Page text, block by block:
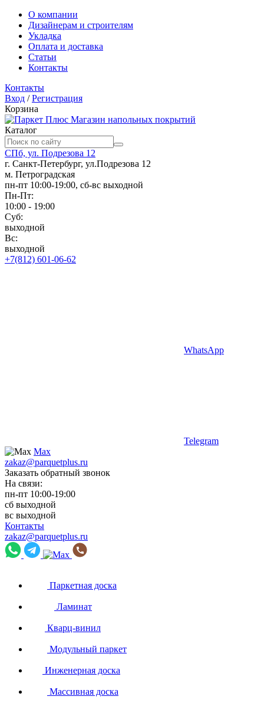
О компании
Дизайнерам и строителям
Укладка
Оплата и доставка
Статьи
Контакты
Контакты
Вход /Регистрация
Корзина
Магазин напольных покрытий
Каталог
СПб, ул. Подрезова 12
г. Санкт-Петербург, ул.Подрезова 12
м. Петроградская
пн-пт 10:00-19:00, сб-вс выходной
Пн-Пт:
10:00 - 19:00
Суб:
выходной
Вс:
выходной
+7(812) 601-06-62
WhatsApp
Telegram
Max
zakaz@parquetplus.ru
Заказать обратный звонок
На связи:
пн-пт 10:00-19:00
сб выходной
вс выходной
Контакты
zakaz@parquetplus.ru
Паркетная доска
Ламинат
Кварц-винил
Модульный паркет
Инженерная доска
Массивная доска